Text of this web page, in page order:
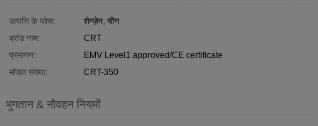
उत्पत्ति के प्लेस:
शेन्ज़ेन, चीन
ब्रांड नाम:
CRT
प्रमाणन:
EMV Level1 approved/CE certificate
मॉडल संख्या:
CRT-350
भुगतान & नौवहन नियमों